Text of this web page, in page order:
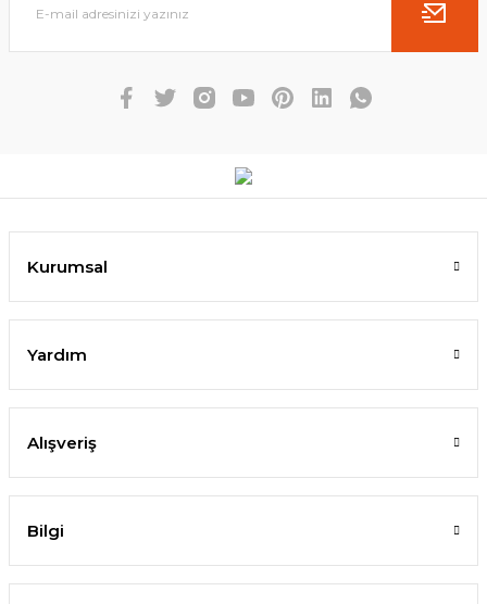
Kurumsal
Yardım
Alışveriş
Bilgi